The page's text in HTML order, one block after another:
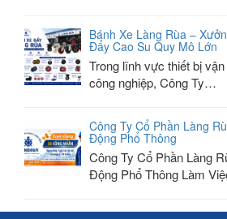
Bánh Xe Làng Rùa –
Đẩy Cao Su Quy Mô Lớn
Trong lĩnh vực thiết bị
công nghiệp, Công Ty…
Công Ty Cổ Phần Làng
Động Phổ Thông
Công Ty Cổ Phần Làng
Động Phổ Thông Làm